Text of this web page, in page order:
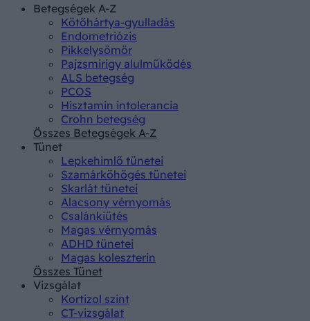
Betegségek A-Z
Kötőhártya-gyulladás
Endometriózis
Pikkelysömör
Pajzsmirigy alulműködés
ALS betegség
PCOS
Hisztamin intolerancia
Crohn betegség
Összes Betegségek A-Z
Tünet
Lepkehimlő tünetei
Szamárköhögés tünetei
Skarlát tünetei
Alacsony vérnyomás
Csalánkiütés
Magas vérnyomás
ADHD tünetei
Magas koleszterin
Összes Tünet
Vizsgálat
Kortizol szint
CT-vizsgálat